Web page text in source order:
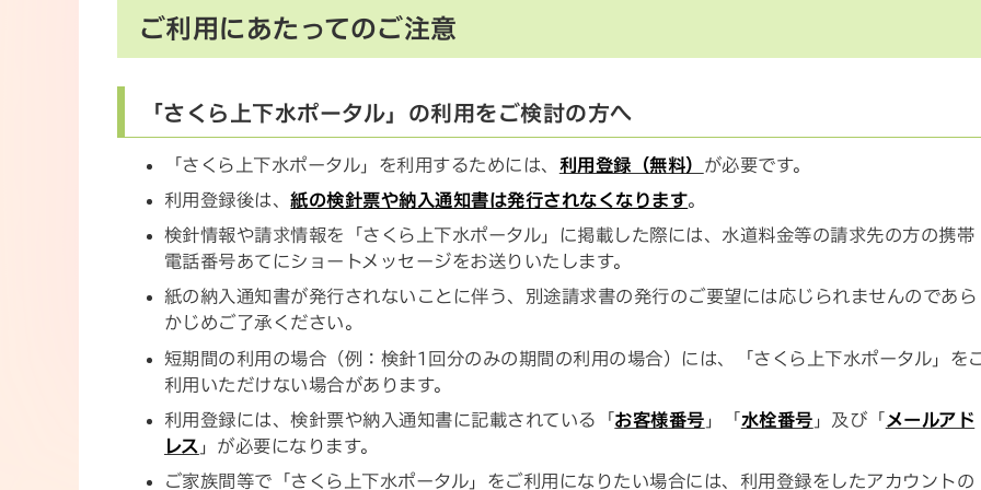
ご利用にあたってのご注意
「さくら上下水ポータル」の利用をご検討の方へ
「さくら上下水ポータル」を利用するためには、 利用登録（無料） が必要です。
利用登録後は、紙の検針票や納入通知書は発行されなくなります。
検針情報や請求情報を「さくら上下水ポータル」に掲載した際には、水道料金等の請求先の方の携帯
電話番号あてにショートメッセージをお送りいたします。
紙の納入通知書が発行されないことに伴う、別途請求書の発行のご要望には応じられませんのであら
かじめご了承ください。
短期間の利用の場合（例：検針1回分のみの期間の利用の場合）には、「さくら上下水ポータル」を
利用いただけない場合があります。
利用登録には、検針票や納入通知書に記載されている「 お客様番号 」「 水栓番号 」及び「 メールアド
レス 」が必要になります。
ご家族間等で「さくら上下水ポータル」をご利用になりたい場合には、利用登録をしたアカウントの